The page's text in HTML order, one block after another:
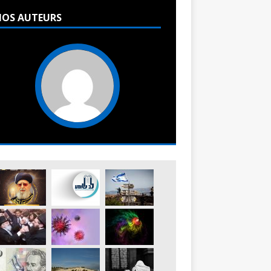
AUTEURS